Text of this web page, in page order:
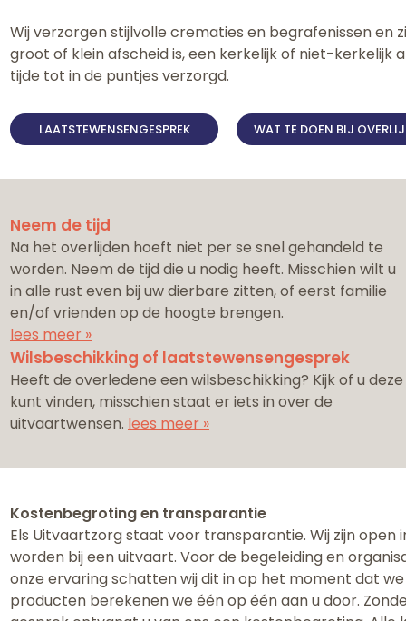
Wij verzorgen stijlvolle crematies en begrafenissen en
groot of klein afscheid is, een kerkelijk of niet-
tijde tot in de puntjes verzorgd.
LAATSTEWENSENGESPREK WAT TE DOEN BIJ
Neem de tijd
Na het overlijden hoeft niet per se snel gehandeld te
worden. Neem de tijd die u nodig heeft. Misschien wilt u
in alle rust even bij uw dierbare zitten, of eerst familie
en/of vrienden op de hoogte brengen.
lees meer »
Wilsbeschikking of laatstewensengesprek
Heeft de overledene een wilsbeschikking? Kijk of u deze
kunt vinden, misschien staat er iets in over de
uitvaartwensen. lees meer »
Kostenbegroting en transparantie
Els Uitvaartzorg staat voor transparantie. Wij zijn
worden bij een uitvaart. ​Voor de begeleiding en
onze ervaring schatten wij dit in op het moment dat
producten berekenen we één op één aan u door.